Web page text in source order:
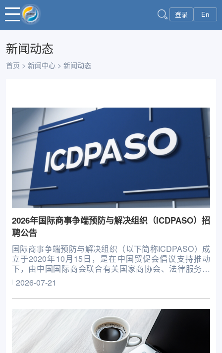
登录 En
新闻动态
首页 > 新闻中心 > 新闻动态
2026年国际商事争端预防与解决组织（ICDPASO）招
聘公告
国际商事争端预防与解决组织（以下简称ICDPASO）成
立于2020年10月15日，是在中国贸促会倡议支持推动
下，由中国国际商会联合有关国家商协会、法律服务机
构、高校智库等共同发起设立的非政府间国际组织。现有
会员单位57家，地理范围覆盖亚洲、欧洲、非洲、南美
洲、北美洲等，下设监督委员会、理事会、咨询委员会，
并由秘书处负责日常工作。ICDPASO致力于推广预防和
调解、仲裁等融合发展，为来自世界各地的当事人提供便
捷、独立、高效和可靠的争端预防和解决服务，专注于为
全球企业提供从商事争端预防到争端解决的全链条服务。
2026-07-21